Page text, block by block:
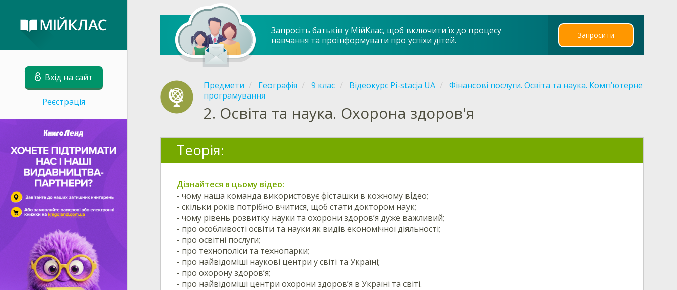
Вхід на сайт
Реєстрація
Запросіть батьків у МійКлас, щоб включити їх до процесу
навчання та проінформувати про успіхи дітей.
Запросити
Предмети Географія 9 клас Відеокурс Pi-stacja UA
Фінансові послуги. Освіта та наука. Комп’ютерне
програмування
2. Освіта та наука. Охорона здоров'я
Теорія:
Дізнайтеся в цьому відео:
- чому наша команда використовує фісташки в кожному відео;
- скільки років потрібно вчитися, щоб стати доктором наук;
- чому рівень розвитку науки та охорони здоров’я дуже важливий;
- про особливості освіти та науки як видів економічної діяльності;
- про освітні послуги;
- про технополіси та технопарки;
- про найвідоміші наукові центри у світі та Україні;
- про охорону здоров’я;
- про найвідоміші центри охорони здоров’я в Україні та світі.